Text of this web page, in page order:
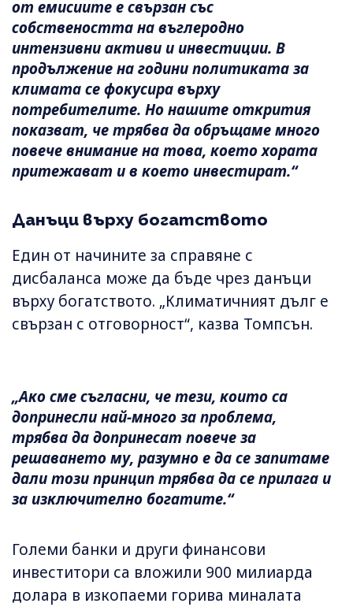
от емисиите е свързан със
собствеността на въглеродно
интензивни активи и инвестиции. В
продължение на години политиката за
климата се фокусира върху
потребителите. Но нашите открития
показват, че трябва да обръщаме много
повече внимание на това, което хората
притежават и в което инвестират.“
Данъци върху богатството
Един от начините за справяне с
дисбаланса може да бъде чрез данъци
върху богатството. „Климатичният дълг е
свързан с отговорност“, казва Томпсън.
„Ако сме съгласни, че тези, които са
допринесли най-много за проблема,
трябва да допринесат повече за
решаването му, разумно е да се запитаме
дали този принцип трябва да се прилага и
за изключително богатите.“
Големи банки и други финансови
инвеститори са вложили 900 милиарда
долара в изкопаеми горива миналата